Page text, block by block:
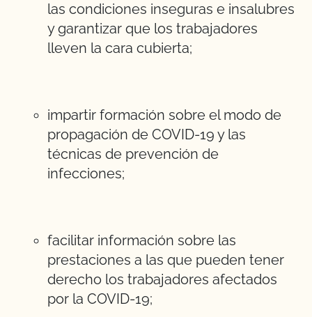
las condiciones inseguras e insalubres
y garantizar que los trabajadores
lleven la cara cubierta;
impartir formación sobre el modo de
propagación de COVID-19 y las
técnicas de prevención de
infecciones;
facilitar información sobre las
prestaciones a las que pueden tener
derecho los trabajadores afectados
por la COVID-19;